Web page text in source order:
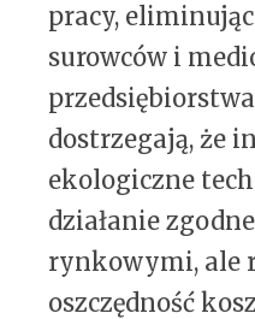
pracy,
surowców i
dostrzegają, że
ekologiczne
działanie
rynkowymi, ale
oszczędność